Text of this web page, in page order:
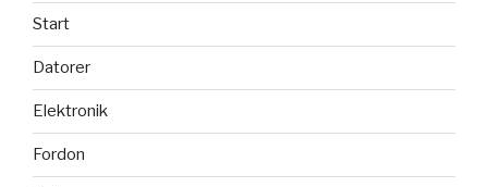
Start
Datorer
Elektronik
Fordon